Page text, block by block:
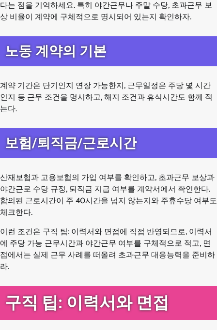
다는 점을 기억하세요. 특히 야간근무나 주말 수당, 초과근무 보
상 비율이 계약에 구체적으로 명시되어 있는지 확인하자.
노동 계약의 기본
계약 기간은 단기인지 연장 가능한지, 근무일정은 주당 몇 시간
인지 등 근무 조건을 명시하고, 해지 조건과 휴식시간도 함께 적
는다.
보험/퇴직금/근로시간
산재보험과 고용보험의 가입 여부를 확인하고, 초과근무 보상과
야간근로 수당 규정, 퇴직금 지급 여부를 계약서에서 확인한다.
합의된 근로시간이 주 40시간을 넘지 않는지와 주휴수당 여부도
체크한다.
이런 조건은 구직 팁: 이력서와 면접에 직접 반영되므로, 이력서
에 주당 가능 근무시간과 야간근무 여부를 구체적으로 적고, 면
접에서는 실제 근무 사례를 떠올려 초과근무 대응능력을 준비하
라.
구직 팁: 이력서와 면접